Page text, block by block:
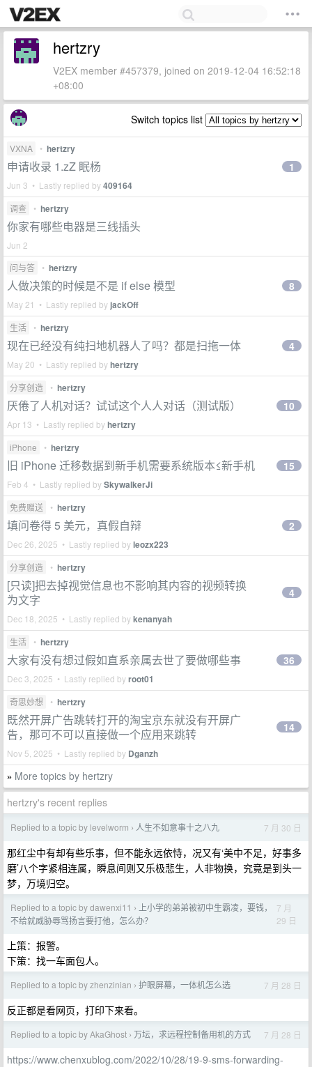
hertzry
V2EX member #457379, joined on 2019-12-04 16:52:18
+08:00
Switch topics list
VXNA • hertzry
申请收录 1.zZ 眠杨
Jun 3 • Lastly replied by409164
1
调查 • hertzry
你家有哪些电器是三线插头
Jun 2
问与答
• hertzry
人做决策的时候是不是 if else 模型
May 21 • Lastly replied by jackOff
8
生活 • hertzry
现在已经没有纯扫地机器人了吗？都是扫拖一体
May 20 • Lastly replied byhertzry
4
分享创造 • hertzry
厌倦了人机对话？试试这个人人对话（测试版）
Apr 13 • Lastly replied byhertzry
10
iPhone • hertzry
旧 iPhone 迁移数据到新手机需要系统版本≤新手机
Feb 4 • Lastly replied bySkywalkerJi
15
免费赠送 • hertzry
填问卷得 5 美元，真假自辩
Dec 26, 2025 • Lastly replied byleozx223
2
分享创造 • hertzry
[只读]把去掉视觉信息也不影响其内容的视频转换
为文字
Dec 18, 2025 • Lastly replied bykenanyah
4
生活 • hertzry
大家有没有想过假如直系亲属去世了要做哪些事
Dec 3, 2025 • Lastly replied byroot01
36
奇思妙想 • hertzry
既然开屏广告跳转打开的淘宝京东就没有开屏广
告，那可不可以直接做一个应用来跳转
Nov 5, 2025 • Lastly replied by Dganzh
14
» More topics by hertzry
hertzry's recent replies
Replied to a topic by levelworm › 人生不如意事十之八九 7 月 30 日
那红尘中有却有些乐事，但不能永远依恃，况又有‘美中不足，好事多
磨’八个字紧相连属，瞬息间则又乐极悲生，人非物换，究竟是到头一
梦，万境归空。
Replied to a topic by dawenxi11 ›
上小学的弟弟被初中生霸凌，要钱，
不给就威胁辱骂扬言要打他，怎么办？
7 月
29 日
上策：报警。
下策：找一车面包人。
Replied to a topic by zhenzinian › 护眼屏幕，一体机怎么选 7 月 28 日
反正都是看网页，打印下来看。
Replied to a topic by AkaGhost › 万坛，求远程控制备用机的方式 7 月 28 日
https://www.chenxublog.com/2022/10/28/19-9-sms-forwarding-